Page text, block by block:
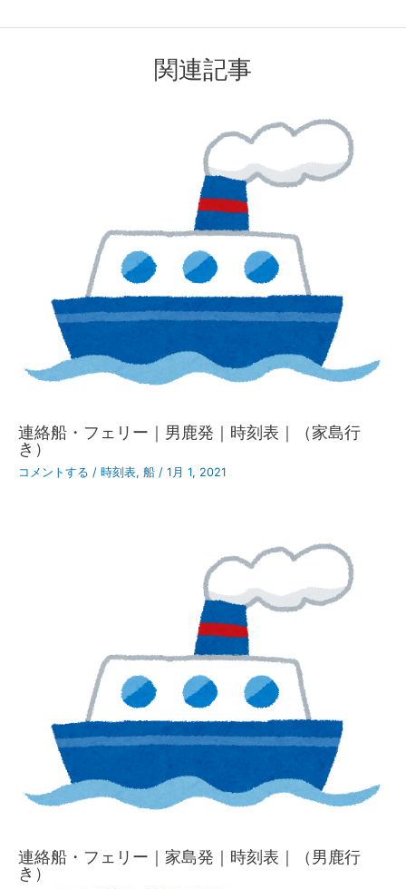
関連記事
連絡船・フェリー｜男鹿発｜時刻表｜（家島行
き）
コメントする / 時刻表, 船 / 1月 1, 2021
連絡船・フェリー｜家島発｜時刻表｜（男鹿行
き）